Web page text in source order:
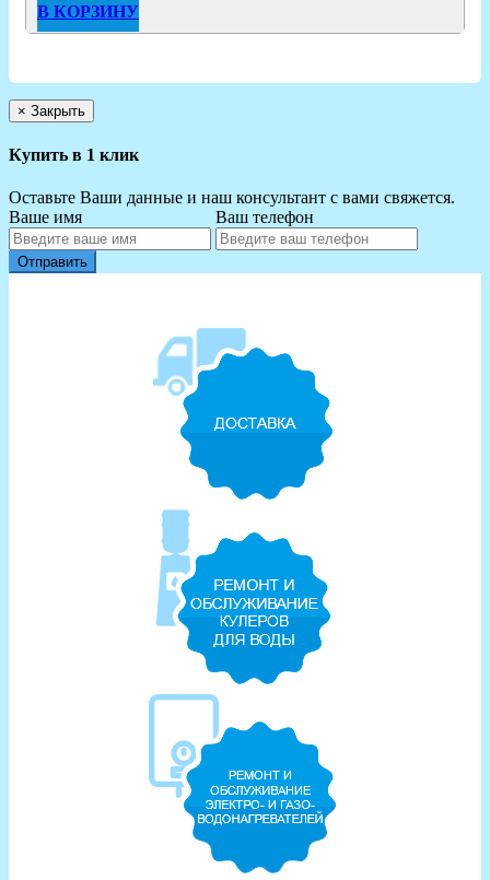
В КОРЗИНУ
× Закрыть
Купить в 1 клик
Оставьте Ваши данные и наш консультант с вами свяжется.
Ваше имя
Ваш телефон
Отправить